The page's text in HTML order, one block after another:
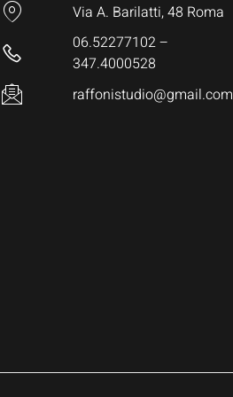
Via A. Barilatti, 48 Roma
06.52277102 –
347.4000528
raffonistudio@gmail.com